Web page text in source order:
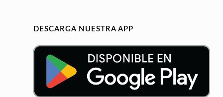
DESCARGA NUESTRA APP